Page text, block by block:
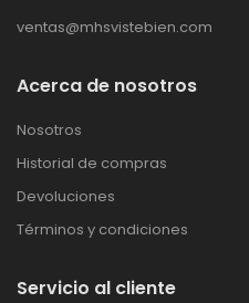
ventas@mhsvistebien.com
Acerca de nosotros
Nosotros
Historial de compras
Devoluciones
Términos y condiciones
Servicio al cliente